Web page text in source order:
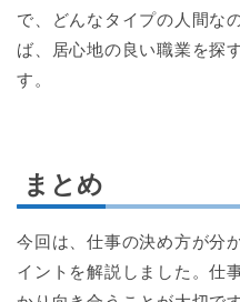
で、どんなタイプの人間な
ば、居心地の良い職業を探
す。
まとめ
今回は、仕事の決め方が分
イントを解説しました。仕